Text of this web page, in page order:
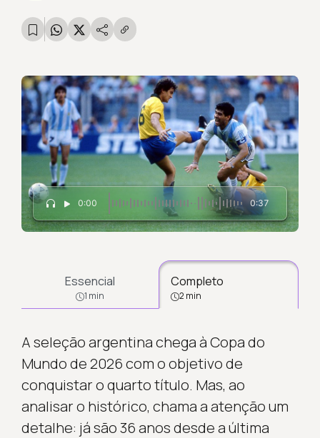
0:00 0:37
Essencial
1 min
Completo
2 min
A seleção argentina chega à Copa do
Mundo de 2026 com o objetivo de
conquistar o quarto título. Mas, ao
analisar o histórico, chama a atenção um
detalhe: já são 36 anos desde a última